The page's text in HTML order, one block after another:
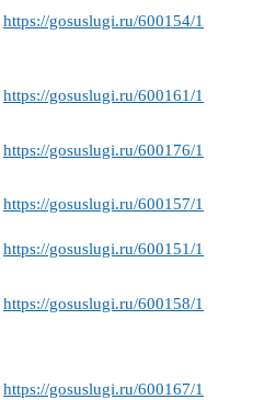
https://gosuslugi.ru/600154/1
https://gosuslugi.ru/600161/1
https://gosuslugi.ru/600176/1
https://gosuslugi.ru/600157/1
https://gosuslugi.ru/600151/1
https://gosuslugi.ru/600158/1
https://gosuslugi.ru/600167/1